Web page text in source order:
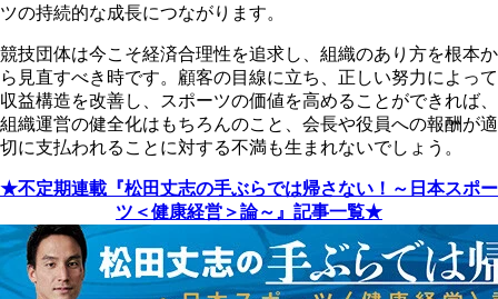
ツの持続的な成長につながります。
競技団体は今こそ経済合理性を追求し、組織のあり方を根本か
ら見直すべき時です。顧客の目線に立ち、正しい努力によって
収益構造を改善し、スポーツの価値を高めることができれば、
組織運営の健全化はもちろんのこと、会長や役員への報酬が適
切に支払われることに対する不満も生まれないでしょう。
★不定期連載『松田丈志の手ぶらでは帰さない！～日本スポー
ツ＜健康経営＞論～』記事一覧★